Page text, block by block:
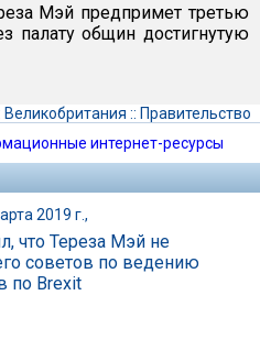
Мэй предпримет третью
палату общин достигнутую
Великобритания :: Правительство
интернет-ресурсы
2019 г.,
что Тереза Мэй не
советов по ведению
по Brexit